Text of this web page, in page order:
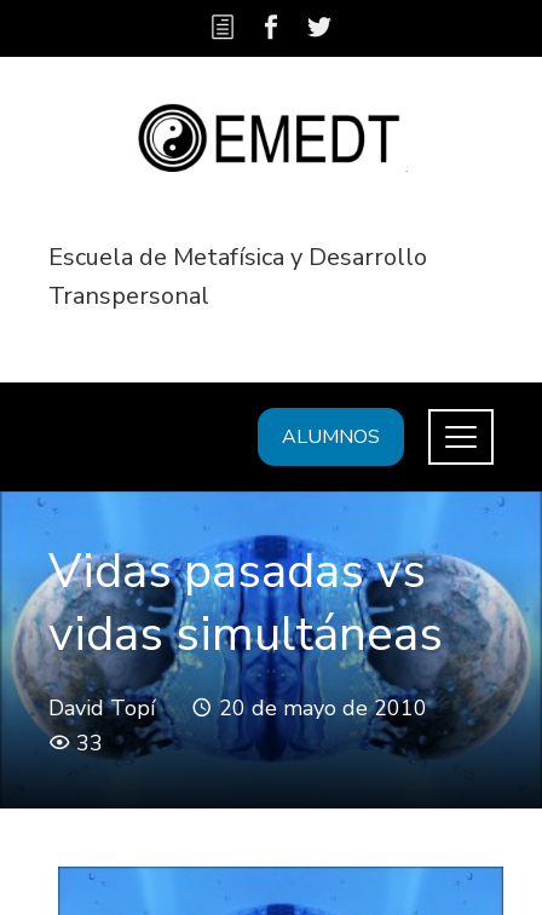
Escuela de Metafísica y Desarrollo
Transpersonal
ALUMNOS
Vidas pasadas vs
vidas simultáneas
David Topí
20 de mayo de 2010
33